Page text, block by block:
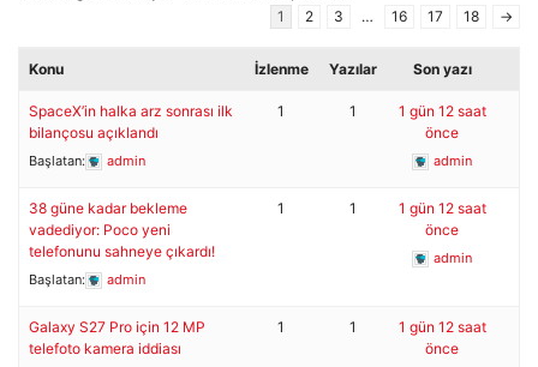
1
2 3 … 16 17 18 →
Konu İzlenme Yazılar Son yazı
SpaceX’in halka arz sonrası ilk
bilançosu açıklandı
Başlatan: admin
1 1
1 gün 12 saat
önce
admin
38 güne kadar bekleme
vadediyor: Poco yeni
telefonunu sahneye çıkardı!
Başlatan: admin
1 1
1 gün 12 saat
önce
admin
Galaxy S27 Pro için 12 MP
telefoto kamera iddiası
1 1
1 gün 12 saat
önce